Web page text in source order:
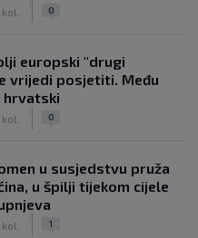
0
europski "drugi
vrijedi posjetiti. Među
hrvatski
0
u susjedstvu pruža
u špilji tijekom cijele
1